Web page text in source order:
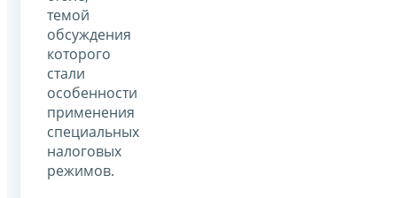
темой
обсуждения
которого
стали
особенности
применения
специальных
налоговых
режимов.